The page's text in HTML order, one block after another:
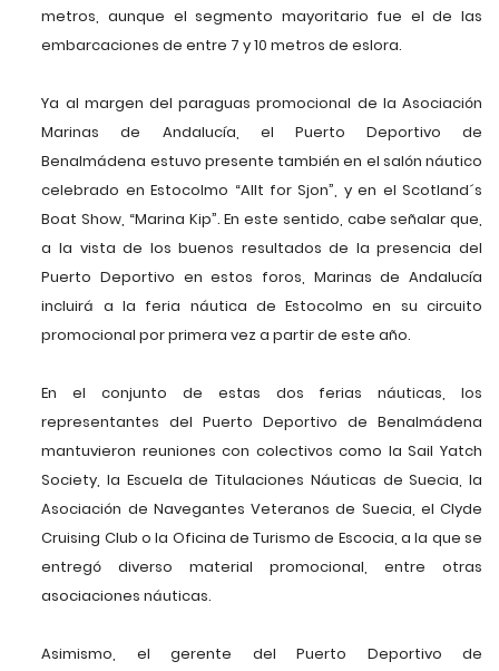
metros, aunque el segmento mayoritario fue el de las
embarcaciones de entre 7 y 10 metros de eslora.
Ya al margen del paraguas promocional de la Asociación
Marinas de Andalucía, el Puerto Deportivo de
Benalmádena estuvo presente también en el salón náutico
celebrado en Estocolmo “Allt for Sjon”, y en el Scotland´s
Boat Show, “Marina Kip”. En este sentido, cabe señalar que,
a la vista de los buenos resultados de la presencia del
Puerto Deportivo en estos foros, Marinas de Andalucía
incluirá a la feria náutica de Estocolmo en su circuito
promocional por primera vez a partir de este año.
En el conjunto de estas dos ferias náuticas, los
representantes del Puerto Deportivo de Benalmádena
mantuvieron reuniones con colectivos como la Sail Yatch
Society, la Escuela de Titulaciones Náuticas de Suecia, la
Asociación de Navegantes Veteranos de Suecia, el Clyde
Cruising Club o la Oficina de Turismo de Escocia, a la que se
entregó diverso material promocional, entre otras
asociaciones náuticas.
Asimismo, el gerente del Puerto Deportivo de